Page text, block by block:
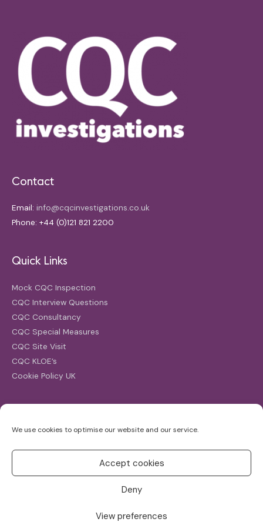
We use cookies to optimise our website and our service.
Accept cookies
Deny
View preferences
Contact
Email: info@cqcinvestigations.co.uk
Phone: +44 (0)121 821 2200
Quick Links
Mock CQC Inspection
CQC Interview Questions
CQC Consultancy
CQC Special Measures
CQC Site Visit
CQC KLOE’s
Cookie Policy UK
for: